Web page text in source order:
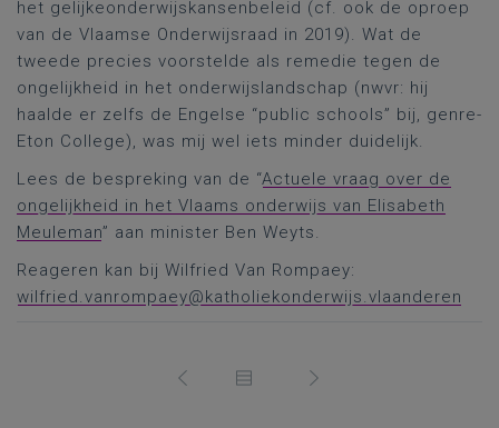
het gelijkeonderwijskansenbeleid (cf. ook de oproep
van de Vlaamse Onderwijsraad in 2019). Wat de
tweede precies voorstelde als remedie tegen de
ongelijkheid in het onderwijslandschap (nwvr: hij
haalde er zelfs de Engelse “public schools” bij, genre-
Eton College), was mij wel iets minder duidelijk.
Lees de bespreking van de “Actuele vraag over de
ongelijkheid in het Vlaams onderwijs van Elisabeth
Meuleman” aan minister Ben Weyts.
Reageren kan bij Wilfried Van Rompaey:
wilfried.vanrompaey@katholiekonderwijs.vlaanderen